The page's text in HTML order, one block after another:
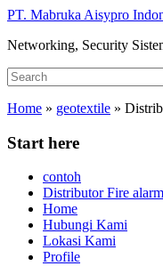
Skip
main
PT. Mabruka Aisypro
Networking, Security
Search
for:
Home » geotextile »
Start here
contoh
Distributor Fire alarm
Home
Hubungi Kami
Lokasi Kami
Profile